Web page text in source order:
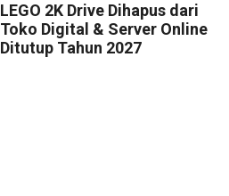
LEGO 2K Drive Dihapus dari
Toko Digital & Server Online
Ditutup Tahun 2027